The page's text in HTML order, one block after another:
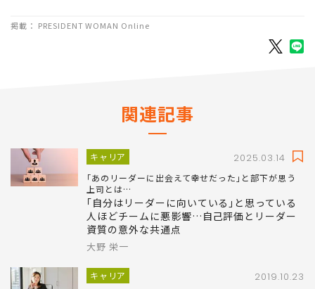
掲載： PRESIDENT WOMAN Online
関連記事
キャリア 2025.03.14
｢あのリーダーに出会えて幸せだった｣と部下が思う
上司とは…
｢自分はリーダーに向いている｣と思っている
人ほどチームに悪影響…自己評価とリーダー
資質の意外な共通点
大野 栄一
キャリア 2019.10.23